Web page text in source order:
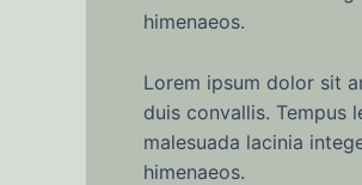
himenaeos.
Lorem ipsum dolor sit
duis convallis. Tempus
malesuada lacinia
himenaeos.